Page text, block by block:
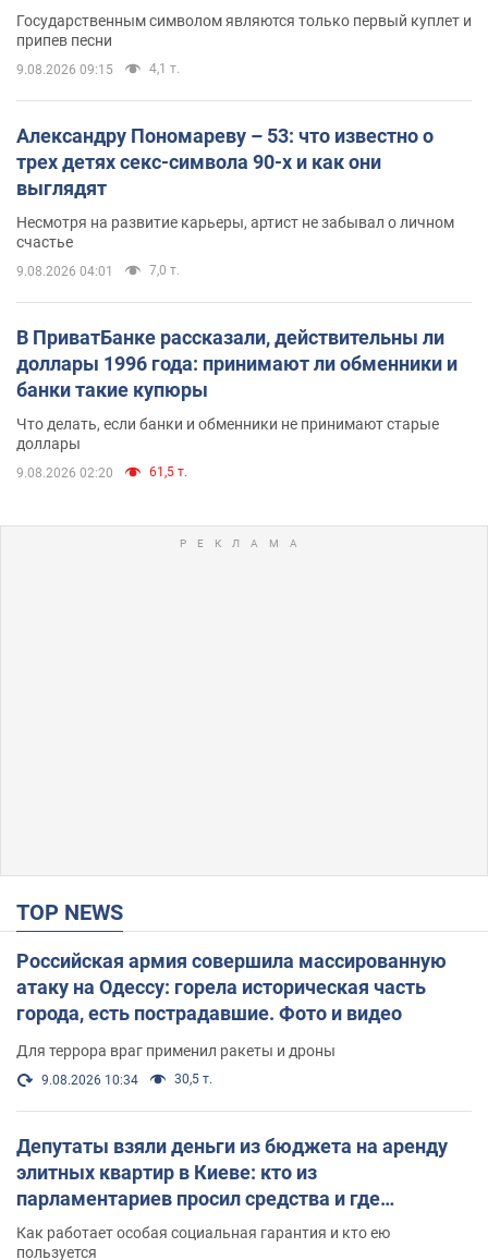
Государственным символом являются только первый куплет и
припев песни
9.08.2026 09:15 4,1 т.
Александру Пономареву – 53: что известно о
трех детях секс-символа 90-х и как они
выглядят
Несмотря на развитие карьеры, артист не забывал о личном
счастье
9.08.2026 04:01 7,0 т.
В ПриватБанке рассказали, действительны ли
доллары 1996 года: принимают ли обменники и
банки такие купюры
Что делать, если банки и обменники не принимают старые
доллары
9.08.2026 02:20 61,5 т.
TOP NEWS
Российская армия совершила массированную
атаку на Одессу: горела историческая часть
города, есть пострадавшие. Фото и видео
Для террора враг применил ракеты и дроны
9.08.2026 10:34 30,5 т.
Депутаты взяли деньги из бюджета на аренду
элитных квартир в Киеве: кто из
парламентариев просил средства и где
поселился
Как работает особая социальная гарантия и кто ею
пользуется